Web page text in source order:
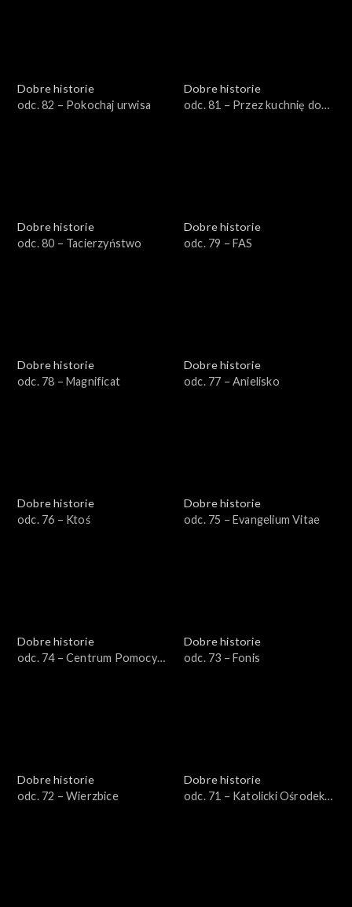
Dobre historie
odc. 82 – Pokochaj urwisa
Dobre historie
odc. 81 – Przez kuchnię do
Dobre historie
odc. 80 – Tacierzyństwo
Dobre historie
odc. 79 – FAS
Dobre historie
odc. 78 – Magnificat
Dobre historie
odc. 77 – Anielisko
Dobre historie
odc. 76 – Ktoś
Dobre historie
odc. 75 – Evangelium Vitae
Dobre historie
odc. 74 – Centrum Pomocy
Dobre historie
odc. 73 – Fonis
Dobre historie
odc. 72 – Wierzbice
Dobre historie
odc. 71 – Katolicki Ośrodek